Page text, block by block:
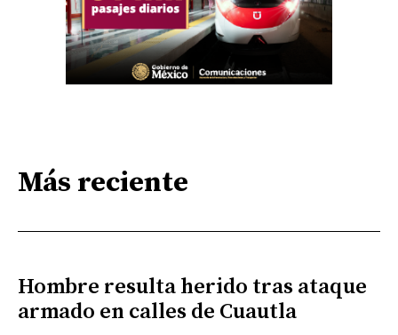
Más reciente
Hombre resulta herido tras ataque
armado en calles de Cuautla